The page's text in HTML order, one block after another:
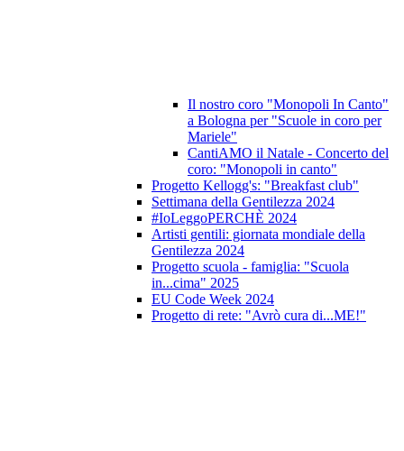
Il nostro coro "Monopoli In Canto"
a Bologna per "Scuole in coro per
Mariele"
CantiAMO il Natale - Concerto del
coro: "Monopoli in canto"
Progetto Kellogg's: "Breakfast club"
Settimana della Gentilezza 2024
#IoLeggoPERCHÈ 2024
Artisti gentili: giornata mondiale della
Gentilezza 2024
Progetto scuola - famiglia: "Scuola
in...cima" 2025
EU Code Week 2024
Progetto di rete: "Avrò cura di...ME!"